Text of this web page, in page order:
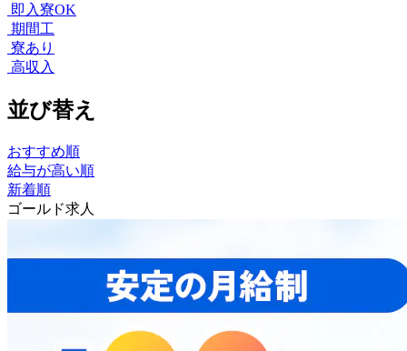
即入寮OK
期間工
寮あり
高収入
並び替え
おすすめ順
給与が高い順
新着順
ゴールド求人